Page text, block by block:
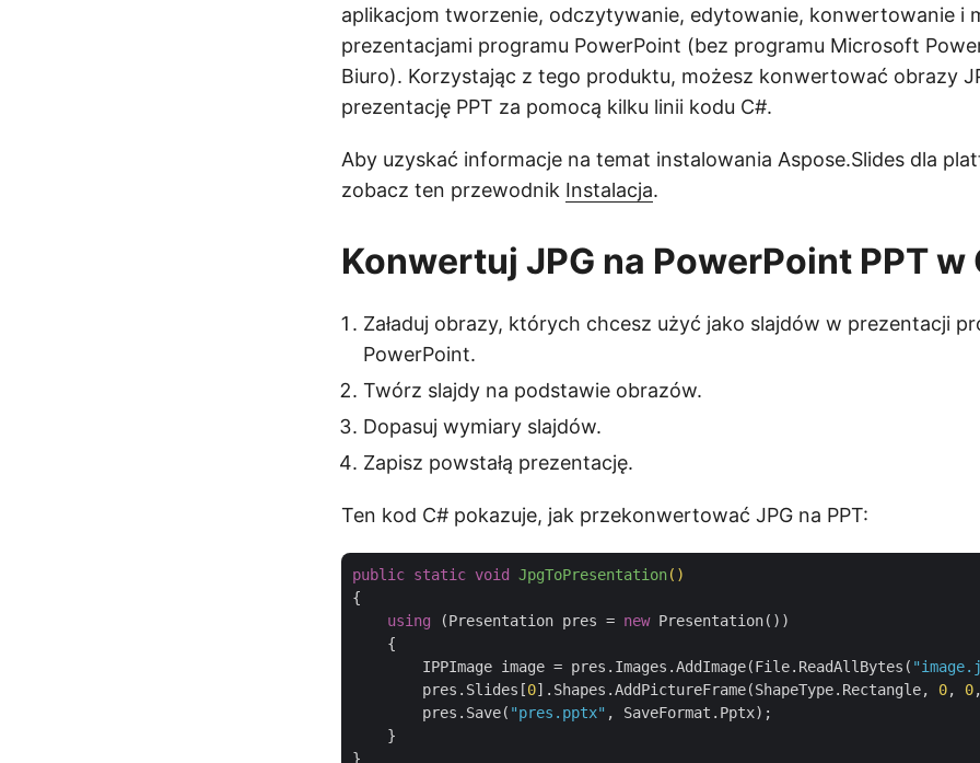
aplikacjom tworzenie, odczytywanie, edytowanie, konwertowanie i
prezentacjami programu PowerPoint (bez programu Microsoft
Biuro). Korzystając z tego produktu, możesz konwertować obrazy
prezentację PPT za pomocą kilku linii kodu C#.
Aby uzyskać informacje na temat instalowania Aspose.Slides dla
zobacz ten przewodnik Instalacja.
Konwertuj JPG na PowerPoint PPT w
Załaduj obrazy, których chcesz użyć jako slajdów w prezentacji
PowerPoint.
Twórz slajdy na podstawie obrazów.
Dopasuj wymiary slajdów.
Zapisz powstałą prezentację.
Ten kod C# pokazuje, jak przekonwertować JPG na PPT:
public static void JpgToPresentation()
{
using (Presentation pres = new Presentation())
    {
        IPPImage image = pres.Images.AddImage(File.ReadAllBytes(
        pres.Slides[
0].Shapes.AddPictureFrame(ShapeType.Rectangle, 0, 0
        pres.Save(
"pres.pptx" , SaveFormat.Pptx);
    }